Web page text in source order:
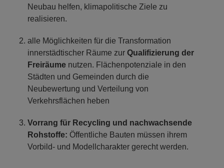
Neubau helfen, klimapolitische Ziele zu
realisieren.
alle Möglichkeiten für die Transformation
innerstädtischer Räume zur Qualifizierung der
Freiräume nutzen. Flächenpotenziale in den
Städten und Gemeinden durch die
Neubewertung und Verteilung von
Verkehrsflächen heben
Vorrang für Recycling und nachwachsende
Rohstoffe: Öffentliche Bauten müssen ihrem
Vorbild- und Modellcharakter gerecht werden.